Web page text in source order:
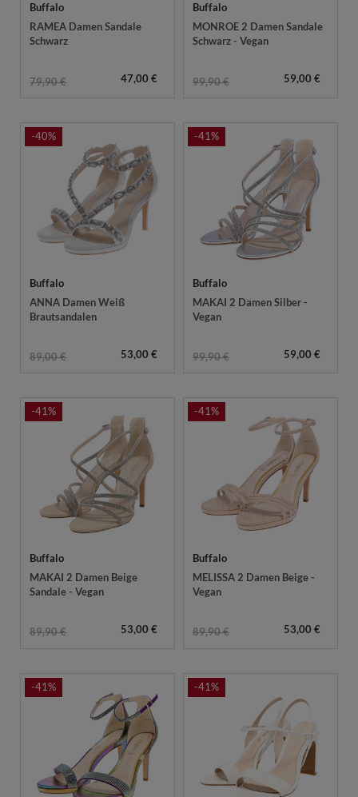
Buffalo
RAMEA Damen Sandale
Schwarz
79,90 € 47,00 €
Buffalo
MONROE 2 Damen Sandale
Schwarz - Vegan
99,90 € 59,00 €
-40%
Buffalo
ANNA Damen Weiß
Brautsandalen
89,00 € 53,00 €
-41%
Buffalo
MAKAI 2 Damen Silber -
Vegan
99,90 € 59,00 €
-41%
Buffalo
MAKAI 2 Damen Beige
Sandale - Vegan
89,90 € 53,00 €
-41%
Buffalo
MELISSA 2 Damen Beige -
Vegan
89,90 € 53,00 €
-41% -41%